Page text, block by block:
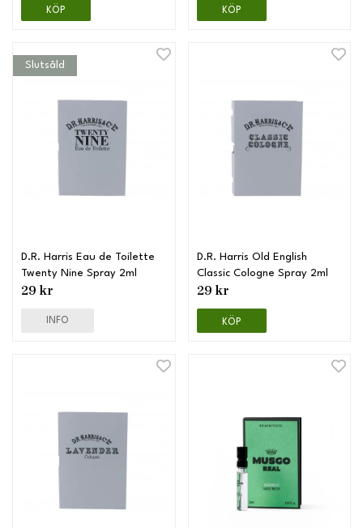
KÖP KÖP
Slutsåld
D.R. Harris Eau de Toilette
Twenty Nine Spray 2ml
29 kr
INFO
D.R. Harris Old English
Classic Cologne Spray 2ml
29 kr
KÖP